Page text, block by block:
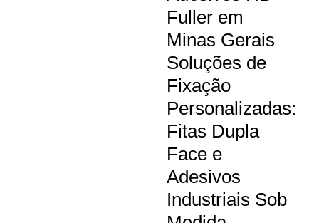
Fuller em
Minas Gerais
Soluções de
Fixação
Personalizadas:
Fitas Dupla
Face e
Adesivos
Industriais Sob